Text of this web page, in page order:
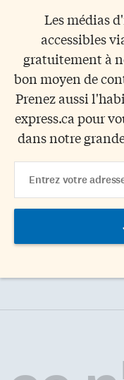
Les médias
accessibles
gratuitement à
bon moyen de
Prenez aussi
express.ca pour
dans notre
Address